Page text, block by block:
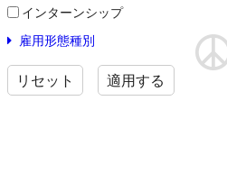
インターンシップ
雇用形態種別
リセット 適用する